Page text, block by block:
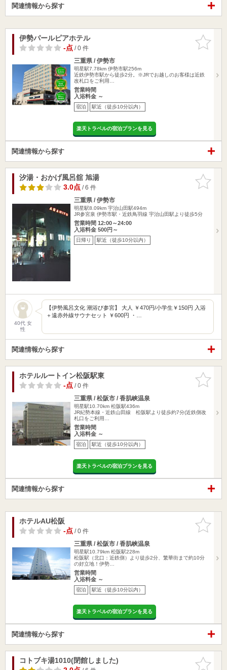
関連情報から探す
お気に入
りに追加
伊勢パールピアホテル
-点/ 0 件
三重県 / 伊勢市
明星駅7.78km 伊勢市駅256m
近鉄伊勢市駅から徒歩2分。※JRでお越しのお客様は近鉄
改札口をご利用…
営業時間
入浴料金 ～
宿泊 駅近（徒歩10分以内）
楽天トラベルの宿泊プランを見る
関連情報から探す
お気に入
りに追加
汐湯・おかげ風呂舘 旭湯
3.0点/ 6 件
三重県 / 伊勢市
明星駅8.09km 宇治山田駅494m
JR参宮泉 伊勢市駅・近鉄鳥羽線 宇治山田駅より徒歩5分
営業時間 12:00～24:00
入浴料金 500円～
日帰り 駅近（徒歩10分以内）
40代 女
性
【伊勢風呂文化 潮浴び参宮】 大人 ￥470円/小学生￥150円 入浴
＋遠赤外線サウナセット ￥600円 ・…
関連情報から探す
お気に入
りに追加
ホテルルートイン松阪駅東
-点/ 0 件
三重県 / 松阪市 / 香肌峡温泉
明星駅10.70km 松阪駅436m
JR紀勢本線・近鉄山田線 松阪駅より徒歩約7分(近鉄側改
札口をご利用…
営業時間
入浴料金 ～
宿泊 駅近（徒歩10分以内）
楽天トラベルの宿泊プランを見る
関連情報から探す
お気に入
りに追加
ホテルAU松阪
-点/ 0 件
三重県 / 松阪市 / 香肌峡温泉
明星駅10.79km 松阪駅228m
松阪駅（北口：近鉄側）より徒歩2分、繁華街まで約10分
の好立地！伊勢…
営業時間
入浴料金 ～
宿泊 駅近（徒歩10分以内）
楽天トラベルの宿泊プランを見る
関連情報から探す
お気に入
りに追加
コトブキ湯1010(閉館しました)